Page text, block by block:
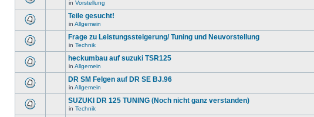
in Vorstellung
Teile gesucht!
in Allgemein
Frage zu Leistungssteigerung/ Tuning und Neuvorstellung
in Technik
heckumbau auf suzuki TSR125
in Allgemein
DR SM Felgen auf DR SE BJ.96
in Allgemein
SUZUKI DR 125 TUNING (Noch nicht ganz verstanden)
in Technik